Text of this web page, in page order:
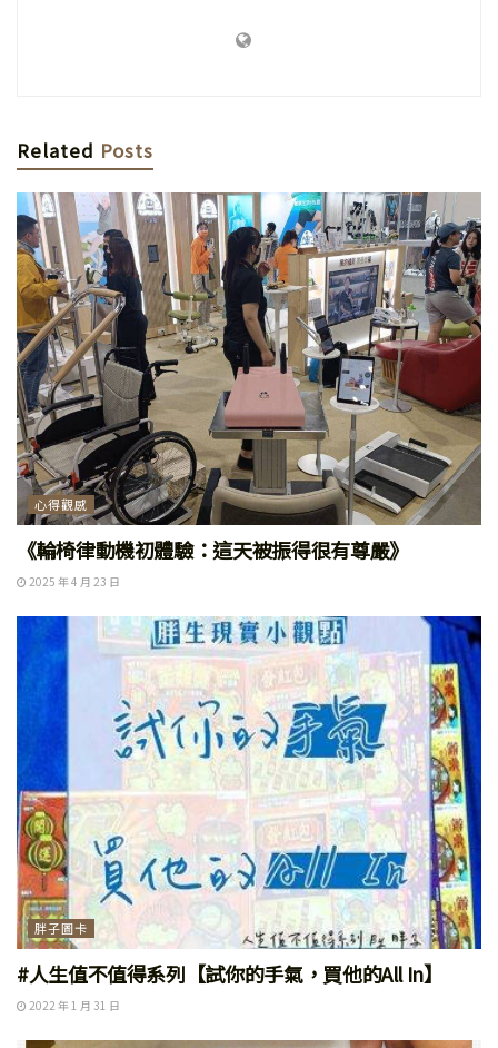
Related Posts
心得觀感
《輪椅律動機初體驗：這天被振得很有尊嚴》
2025 年 4 月 23 日
胖子圖卡
#人生值不值得系列【試你的手氣，買他的All In】
2022 年 1 月 31 日